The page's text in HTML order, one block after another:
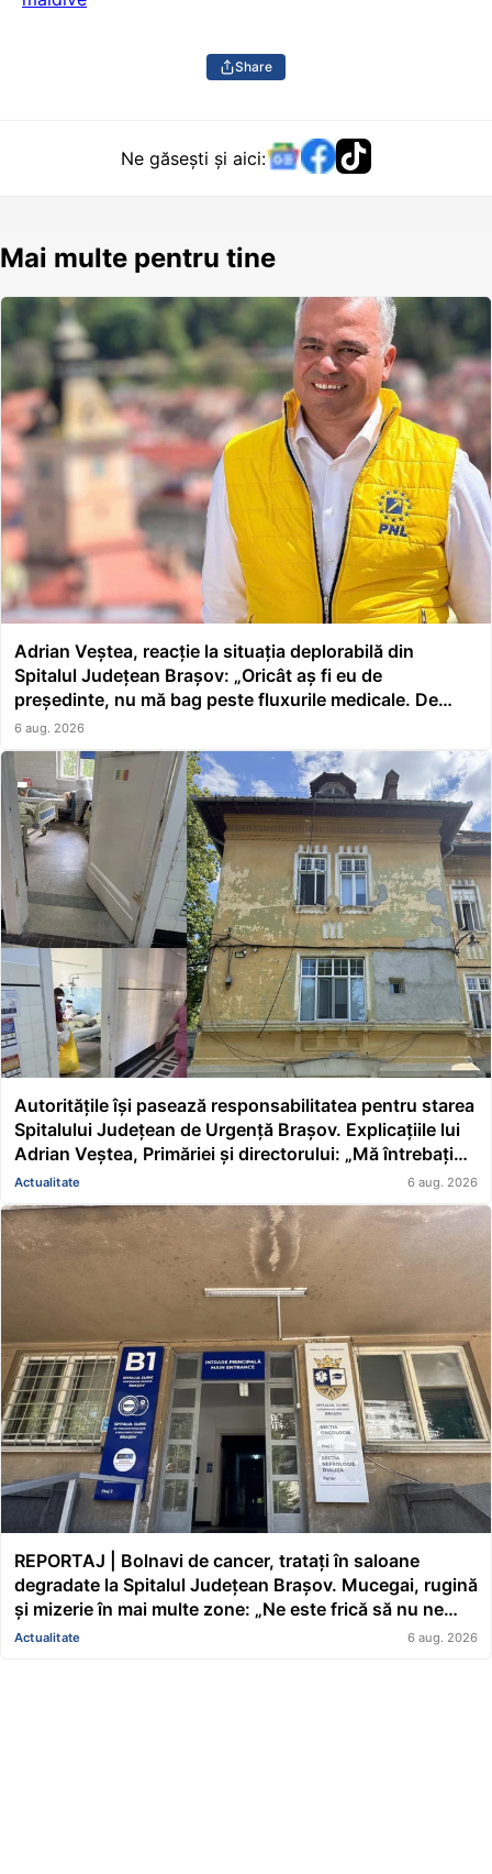
Share
Ne găsești și aici:
Mai multe pentru tine
Adrian Veștea, reacție la situația deplorabilă din
Spitalul Județean Brașov: „Oricât aș fi eu de
președinte, nu mă bag peste fluxurile medicale. De
asta a făcut școală managerul”
6 aug. 2026
Autoritățile își pasează responsabilitatea pentru starea
Spitalului Județean de Urgență Brașov. Explicațiile lui
Adrian Veștea, Primăriei și directorului: „Mă întrebați
pe mine de ce nu s-au renovat în ultimii 36 de ani?”
Actualitate 6 aug. 2026
REPORTAJ | Bolnavi de cancer, tratați în saloane
degradate la Spitalul Județean Brașov. Mucegai, rugină
și mizerie în mai multe zone: „Ne este frică să nu ne
cadă tavanul în cap” FOTO/VIDEO
Actualitate 6 aug. 2026